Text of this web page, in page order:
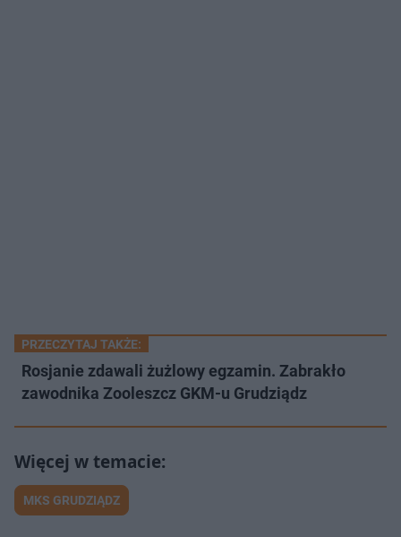
PRZECZYTAJ TAKŻE:
Rosjanie zdawali żużlowy egzamin. Zabrakło
zawodnika Zooleszcz GKM-u Grudziądz
MKS GRUDZIĄDZ